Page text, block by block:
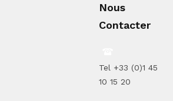
Nous
Contacter
Tel +33 (0)1 45
10 15 20